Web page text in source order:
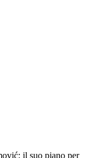
il suo piano per